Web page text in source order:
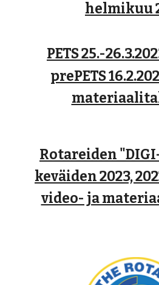
helmikuu
PETS 25.-
prePETS
Rotareiden
keväiden 2023,
video- ja